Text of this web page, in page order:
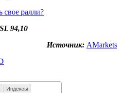
94,10
Источник: AMarkets
Индексы